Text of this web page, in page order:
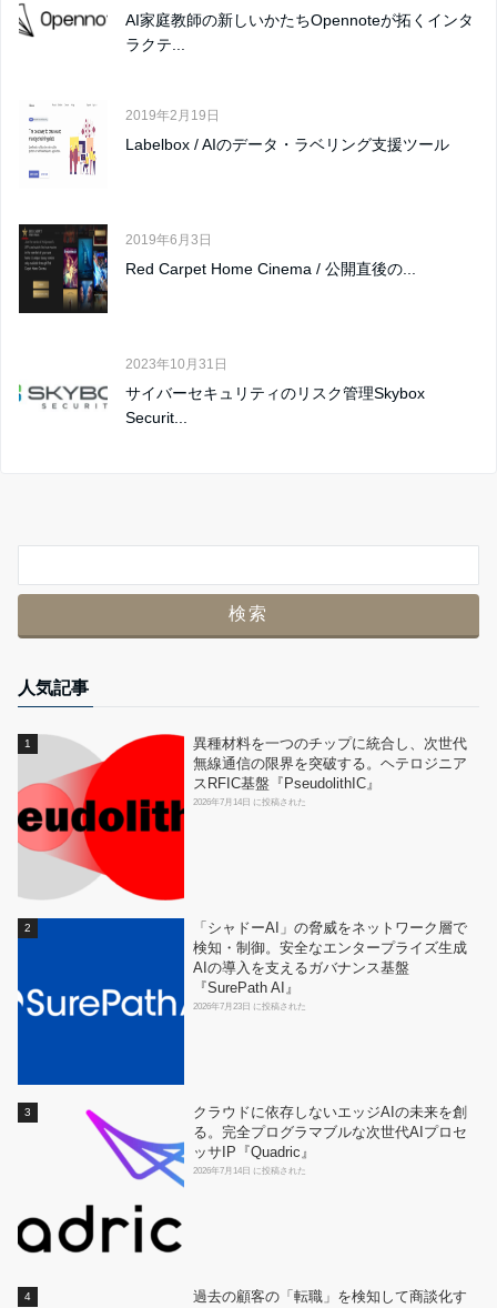
AI家庭教師の新しいかたちOpennoteが拓くインタ
ラクテ...
2019年2月19日
Labelbox / AIのデータ・ラベリング支援ツール
2019年6月3日
Red Carpet Home Cinema / 公開直後の...
2023年10月31日
サイバーセキュリティのリスク管理Skybox
Securit...
人気記事
異種材料を一つのチップに統合し、次世代
無線通信の限界を突破する。ヘテロジニア
スRFIC基盤『PseudolithIC』
2026年7月14日 に投稿された
「シャドーAI」の脅威をネットワーク層で
検知・制御。安全なエンタープライズ生成
AIの導入を支えるガバナンス基盤
『SurePath AI』
2026年7月23日 に投稿された
クラウドに依存しないエッジAIの未来を創
る。完全プログラマブルな次世代AIプロセ
ッサIP『Quadric』
2026年7月14日 に投稿された
過去の顧客の「転職」を検知して商談化す